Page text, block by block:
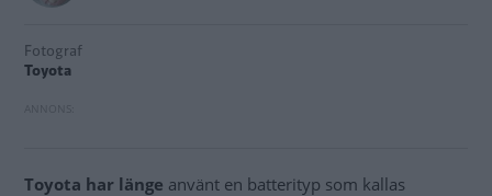
Fotograf
Toyota
Toyota har länge använt en batterityp som kallas